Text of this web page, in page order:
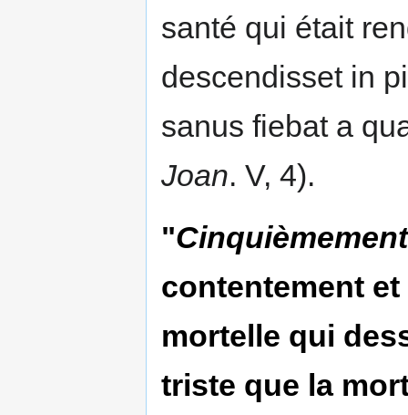
santé qui était
descendisset in
sanus fiebat a
Joan. V, 4).
"Cinquièmement
contentement
mortelle qui
triste que la